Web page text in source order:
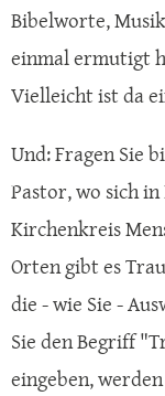
Bibelworte,
einmal ermutigt
Vielleicht ist da
Und: Fragen Sie
Pastor, wo sich
Kirchenkreis
Orten gibt es
die - wie Sie -
Sie den Begriff
eingeben,